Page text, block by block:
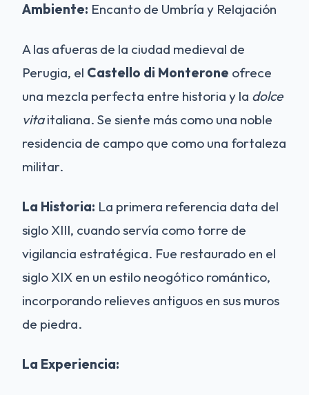
Ambiente: Encanto de Umbría y Relajación
A las afueras de la ciudad medieval de
Perugia, el Castello di Monterone ofrece
una mezcla perfecta entre historia y la dolce
vitaitaliana. Se siente más como una noble
residencia de campo que como una fortaleza
militar.
La Historia: La primera referencia data del
siglo XIII, cuando servía como torre de
vigilancia estratégica. Fue restaurado en el
siglo XIX en un estilo neogótico romántico,
incorporando relieves antiguos en sus muros
de piedra.
La Experiencia: